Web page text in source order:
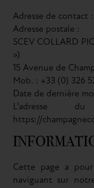
Adresse de contact
Adresse postale :
SCEV COLLARD
»)
15 Avenue de
Mob. : +33 (0) 326
Date de dernière
https://
Cette page a
naviguant sur